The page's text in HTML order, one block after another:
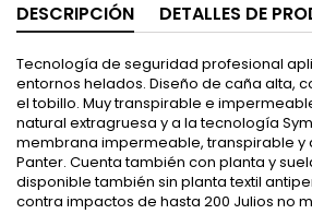
DESCRIPCIÓN DETALLES DE
Tecnología de seguridad profesional
entornos helados. Diseño de caña alta,
el tobillo. Muy transpirable e
natural extragruesa y a la tecnología
membrana impermeable, transpirable y
Panter. Cuenta también con planta y
disponible también sin planta textil
contra impactos de hasta 200 Julios no